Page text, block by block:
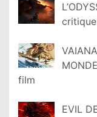
film
EVIL